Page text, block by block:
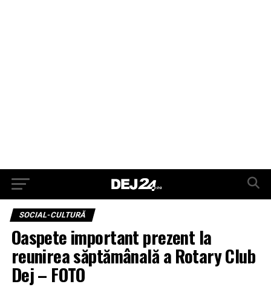
SOCIAL-CULTURĂ
Oaspete important prezent la
reunirea săptămânală a Rotary Club
Dej – FOTO